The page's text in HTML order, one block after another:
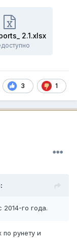
2.1.xlsx
3 1
го года.
рунету и